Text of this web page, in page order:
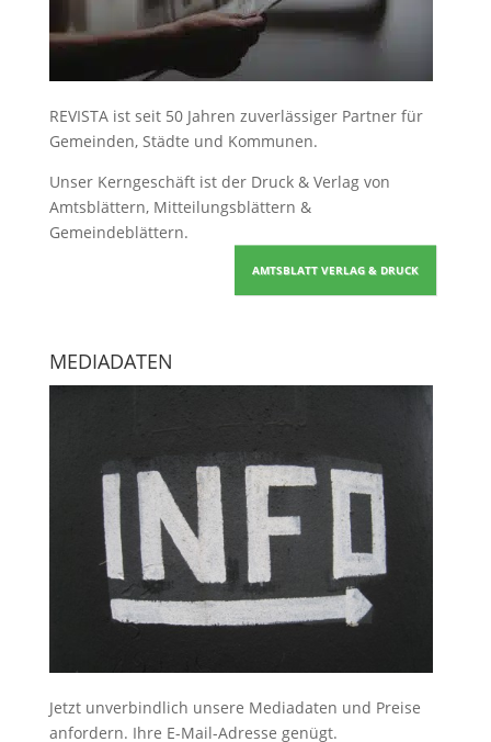
REVISTA ist seit 50 Jahren zuverlässiger Partner für
Gemeinden, Städte und Kommunen.
Unser Kerngeschäft ist der Druck & Verlag von
Amtsblättern, Mitteilungsblättern &
Gemeindeblättern.
AMTSBLATT VERLAG & DRUCK
MEDIADATEN
Jetzt unverbindlich unsere Mediadaten und Preise
anfordern. Ihre E-Mail-Adresse genügt.